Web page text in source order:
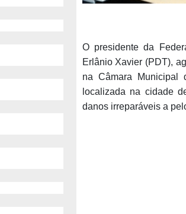
O presidente da
Erlânio Xavier (PDT),
na Câmara Municipal
localizada na cidade
danos irreparáveis a